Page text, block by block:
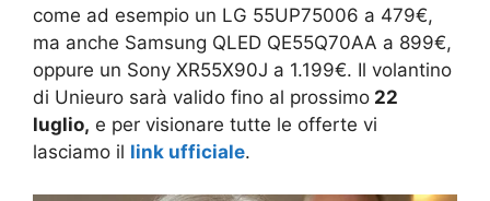
come ad esempio un LG 55UP75006 a 479€,
ma anche Samsung QLED QE55Q70AA a 899€,
oppure un Sony XR55X90J a 1.199€. Il volantino
di Unieuro sarà valido fino al prossimo 22
luglio, e per visionare tutte le offerte vi
lasciamo il link ufficiale.